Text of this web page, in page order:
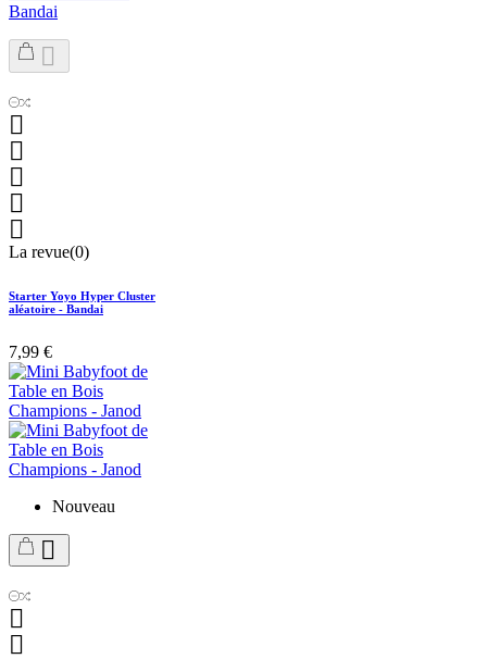






La revue(0)
Starter Yoyo Hyper Cluster
aléatoire - Bandai
7,99 €
Nouveau


